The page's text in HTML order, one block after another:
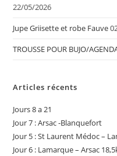
22/05/2026
Jupe Griisette et robe Fauve
TROUSSE POUR BUJO/
Articles récents
Jours 8 a 21
Jour 7 : Arsac -Blanquefort
Jour 5 : St Laurent Médoc –
Jour 6 : Lamarque – Arsac